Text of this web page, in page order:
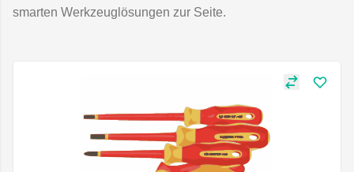
smarten Werkzeuglösungen zur Seite.